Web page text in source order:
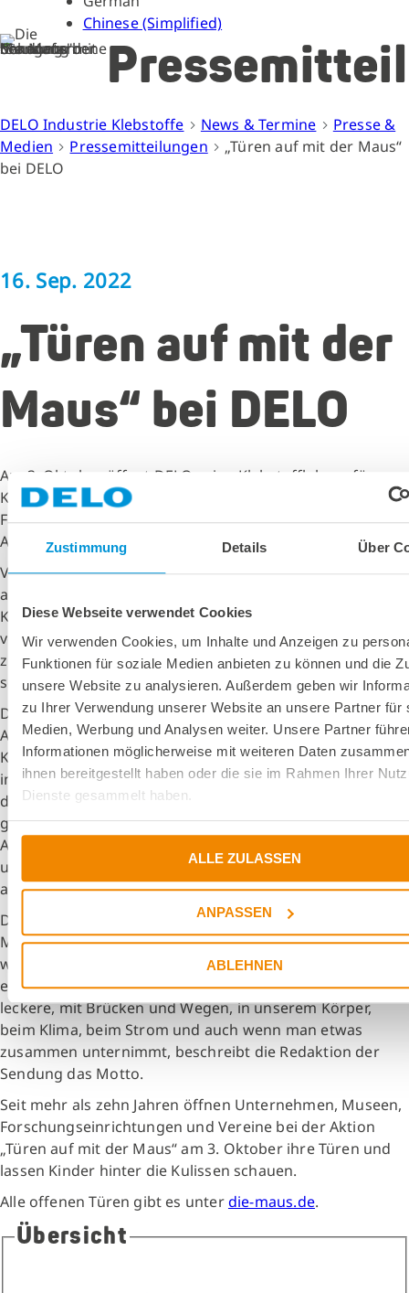
Zustimmung Details Über
Diese Webseite verwendet Cookies
Wir verwenden Cookies, um Inhalte und Anzeigen zu
Funktionen für soziale Medien anbieten zu können und die
unsere Website zu analysieren. Außerdem geben wir
zu Ihrer Verwendung unserer Website an unsere Partner für
Medien, Werbung und Analysen weiter. Unsere Partner
Informationen möglicherweise mit weiteren Daten
ihnen bereitgestellt haben oder die sie im Rahmen Ihrer
Dienste gesammelt haben.
ALLE ZULASSEN
ANPASSEN
ABLEHNEN
Chinese (Simplified)
DELO Industrie Klebstoffe News & Termine
Presse &
Medien
Pressemitteilungen
„Türen auf mit der Maus“
bei DELO
16. Sep. 2022
„Türen auf mit der
Maus“ bei DELO
Am 3. Oktober öffnet DELO seine Klebstofflabore für
Kinder aus der Region. Das Windacher
Familienunternehmen nimmt am deutschlandweiten
Aktionstag „Türen auf mit der Maus“ teil.
Von 13.30-15.30 Uhr erfahren die Kinder anhand von
altersgerechten Experimenten, wie viel stärker Profi-
Klebstoff als Bastelleim ist, wie viele Kilo man auf ein
verklebtes Kartenhaus stellen kann, bis es
zusammenbricht, und wie man es schafft, dass Klebstoffe
so schnell wie ein Blitz fest werden.
Die Experimente werden vom pädagogisch erfahrenen
Academy-Team von DELO durchgeführt. Während die
Kinder experimentieren, sind die Eltern auf einen Kaffee
in der Kantine eingeladen oder können an einer Führung
durch die Technik-Abteilung teilnehmen. Besonders
geeignet sind die Versuche für wissbegierige Kinder im
Alter von 6-12 Jahren. 18 Plätze sind zu vergeben. Kinder
und Eltern können sich untermausevent@DELO.de
anmelden.
Der bundesweite Aktionstag steht dieses Jahr unter dem
Motto „Spannende Verbindungen“. Verbindungen seien
wichtig für unser Zusammenleben und überall zu
entdecken: digitale und fest verschraubte, chemische,
leckere, mit Brücken und Wegen, in unserem Körper,
beim Klima, beim Strom und auch wenn man etwas
zusammen unternimmt, beschreibt die Redaktion der
Sendung das Motto.
Seit mehr als zehn Jahren öffnen Unternehmen, Museen,
Forschungseinrichtungen und Vereine bei der Aktion
„Türen auf mit der Maus“ am 3. Oktober ihre Türen und
lassen Kinder hinter die Kulissen schauen.
Alle offenen Türen gibt es unterdie-maus.de.
Übersicht